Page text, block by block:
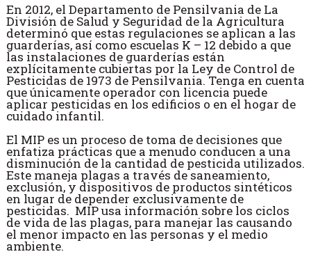
En 2012, el Departamento de Pensilvania de La
División de Salud y Seguridad de la Agricultura
determinó que estas regulaciones se aplican a las
guarderías, así como escuelas K – 12 debido a que
las instalaciones de guarderías están
explícitamente cubiertas por la Ley de Control de
Pesticidas de 1973 de Pensilvania. Tenga en cuenta
que únicamente operador con licencia puede
aplicar pesticidas en los edificios o en el hogar de
cuidado infantil.
El MIP es un proceso de toma de decisiones que
enfatiza prácticas que a menudo conducen a una
disminución de la cantidad de pesticida utilizados.
Este maneja plagas a través de saneamiento,
exclusión, y dispositivos de productos sintéticos
en lugar de depender exclusivamente de
pesticidas. MIP usa información sobre los ciclos
de vida de las plagas, para manejar las causando
el menor impacto en las personas y el medio
ambiente.